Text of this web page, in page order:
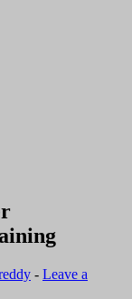
- Leave a